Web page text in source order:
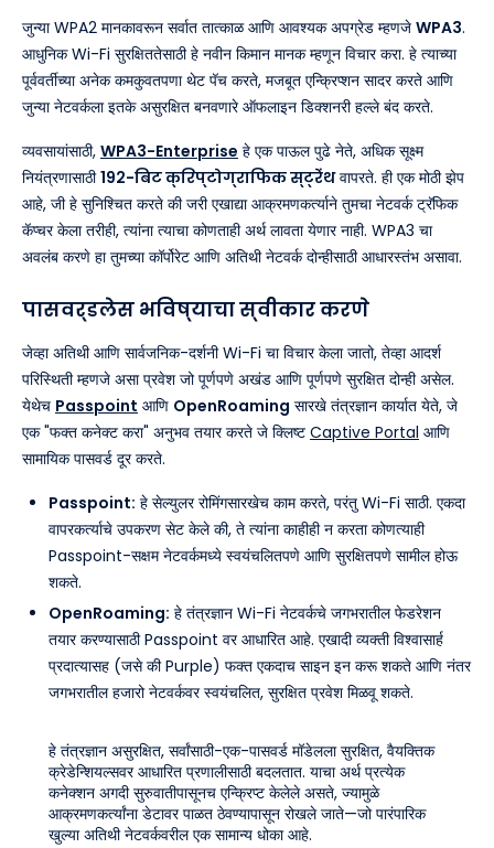
जुन्या WPA2 मानकावरून सर्वात तात्काळ आणि आवश्यक अपग्रेड म्हणजे WPA3.
आधुनिक Wi-Fi सुरक्षिततेसाठी हे नवीन किमान मानक म्हणून विचार करा. हे त्याच्या
पूर्ववर्तीच्या अनेक कमकुवतपणा थेट पॅच करते, मजबूत एन्क्रिप्शन सादर करते आणि
जुन्या नेटवर्कला इतके असुरक्षित बनवणारे ऑफलाइन डिक्शनरी हल्ले बंद करते.
व्यवसायांसाठी, WPA3-Enterprise हे एक पाऊल पुढे नेते, अधिक सूक्ष्म
नियंत्रणासाठी192-बिट क्रिप्टोग्राफिक स्ट्रेंथवापरते. ही एक मोठी झेप
आहे, जी हे सुनिश्चित करते की जरी एखाद्या आक्रमणकर्त्याने तुमचा नेटवर्क ट्रॅफिक
कॅप्चर केला तरीही, त्यांना त्याचा कोणताही अर्थ लावता येणार नाही. WPA3 चा
अवलंब करणे हा तुमच्या कॉर्पोरेट आणि अतिथी नेटवर्क दोन्हीसाठी आधारस्तंभ असावा.
पासवर्डलेस भविष्याचा स्वीकार करणे
जेव्हा अतिथी आणि सार्वजनिक-दर्शनी Wi-Fi चा विचार केला जातो, तेव्हा आदर्श
परिस्थिती म्हणजे असा प्रवेश जो पूर्णपणे अखंड आणि पूर्णपणे सुरक्षित दोन्ही असेल.
येथेच Passpoint आणि OpenRoaming सारखे तंत्रज्ञान कार्यात येते, जे
एक "फक्त कनेक्ट करा" अनुभव तयार करते जे क्लिष्ट Captive Portal आणि
सामायिक पासवर्ड दूर करते.
Passpoint: हे सेल्युलर रोमिंगसारखेच काम करते, परंतु Wi-Fi साठी. एकदा
वापरकर्त्याचे उपकरण सेट केले की, ते त्यांना काहीही न करता कोणत्याही
Passpoint-सक्षम नेटवर्कमध्ये स्वयंचलितपणे आणि सुरक्षितपणे सामील होऊ
शकते.
OpenRoaming: हे तंत्रज्ञान Wi-Fi नेटवर्कचे जगभरातील फेडरेशन
तयार करण्यासाठी Passpoint वर आधारित आहे. एखादी व्यक्ती विश्वासार्ह
प्रदात्यासह (जसे की Purple) फक्त एकदाच साइन इन करू शकते आणि नंतर
जगभरातील हजारो नेटवर्कवर स्वयंचलित, सुरक्षित प्रवेश मिळवू शकते.
हे तंत्रज्ञान असुरक्षित, सर्वांसाठी-एक-पासवर्ड मॉडेलला सुरक्षित, वैयक्तिक
क्रेडेन्शियल्सवर आधारित प्रणालीसाठी बदलतात. याचा अर्थ प्रत्येक
कनेक्शन अगदी सुरुवातीपासूनच एन्क्रिप्ट केलेले असते, ज्यामुळे
आक्रमणकर्त्यांना डेटावर पाळत ठेवण्यापासून रोखले जाते—जो पारंपारिक
खुल्या अतिथी नेटवर्कवरील एक सामान्य धोका आहे.